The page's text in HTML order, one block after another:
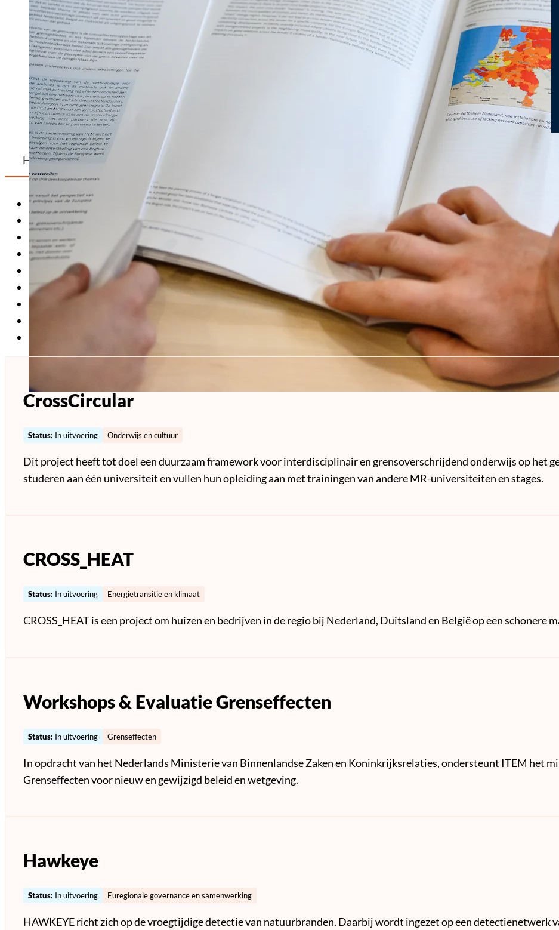
Huidige projecten Afgeronde projecten
Arbeidsmarkt en economie(1)
Energietransitie en klimaat
Euregionale governance en samenwerking
Grenseffecten
(2)
Leefomgeving en wonen(1)
Mobiliteit en infrastructuur(2)
Onderwijs en cultuur(2)
CrossCircular
Status: In uitvoering Onderwijs en cultuur
Dit project heeft tot doel een duurzaam framework voor interdisciplinair en grensoverschrijdend onderwijs op het
studeren aan één universiteit en vullen hun opleiding aan met trainingen van andere MR-universiteiten en stages.
CROSS_HEAT
Status: In uitvoering Energietransitie en klimaat
CROSS_HEAT is een project om huizen en bedrijven in de regio bij Nederland, Duitsland en België op een schonere
Workshops & Evaluatie Grenseffecten
Status: In uitvoering Grenseffecten
In opdracht van het Nederlands Ministerie van Binnenlandse Zaken en Koninkrijksrelaties, ondersteunt ITEM het
Grenseffecten voor nieuw en gewijzigd beleid en wetgeving.
Hawkeye
Status: In uitvoering Euregionale governance en samenwerking
HAWKEYE richt zich op de vroegtijdige detectie van natuurbranden. Daarbij wordt ingezet op een detectienetwerk